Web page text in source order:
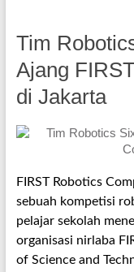
Tim
Ajang
di Jakarta
FIRST Robotics
sebuah kompetisi
pelajar sekolah
organisasi nirlaba
of Science and